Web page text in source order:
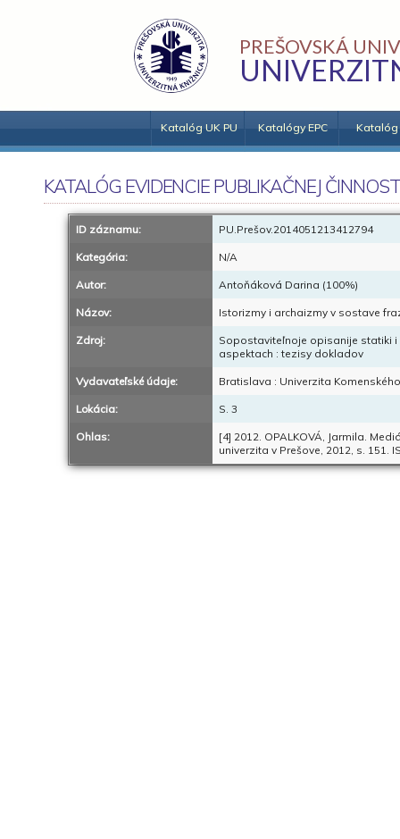
PREŠOVSKÁ
Katalóg UK PU Katalógy EPC Katalóg
KATALÓG EVIDENCIE PUBLIKAČNEJ
ID záznamu: PU.Prešov.2014051213412794
Kategória: N/A
Autor: Antoňáková Darina (100%)
Názov: Istorizmy i archaizmy v sostave
Zdroj:
Sopostaviteľnoje opisanije statiki
aspektach : tezisy dokladov
Vydavateľské údaje: Bratislava : Univerzita
Lokácia: S. 3
Ohlas:
[4] 2012. OPALKOVÁ, Jarmila.
univerzita v Prešove, 2012, s. 151.